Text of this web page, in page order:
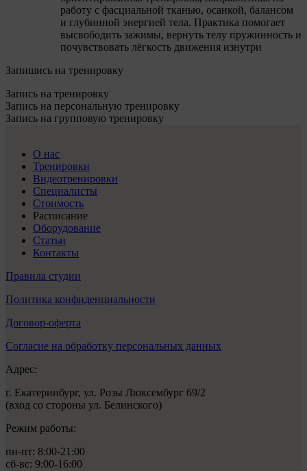
работу с фасциальной тканью, осанкой, балансом
и глубинной энергией тела. Практика помогает
высвободить зажимы, вернуть телу пружинность и
почувствовать лёгкость движения изнутри
Запишись на тренировку
Запись на тренировку
Запись на персональную тренировку
Запись на групповую тренировку
О нас
Тренировки
Видеотренировки
Специалисты
Стоимость
Расписание
Оборудование
Статьи
Контакты
Правила студии
Политика конфиденциальности
Договор-оферта
Согласие на обработку персональных данных
Адрес:
г. Екатеринбург, ул. Розы Люксембург 69/2
(вход со стороны ул. Белинского)
Режим работы:
пн-пт: 8:00-21:00
сб-вс: 9:00-16:00